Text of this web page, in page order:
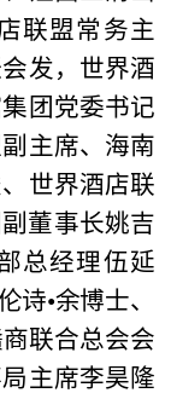
联盟常务主
发，世界酒
团党委书记
主席、海南
世界酒店联
董事长姚吉
总经理伍延
诗•余博士、
联合总会会
主席李昊隆